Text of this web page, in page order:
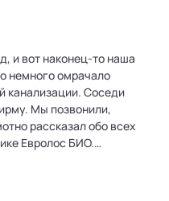
и вот наконец‑то наша
немного омрачало
канализации. Соседи
Мы позвонили,
рассказал обо всех
Евролос БИО.
всё быстро